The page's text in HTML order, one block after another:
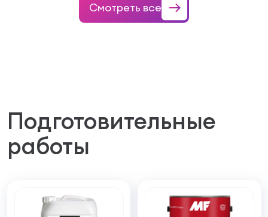
Смотреть все
Подготовительные
работы